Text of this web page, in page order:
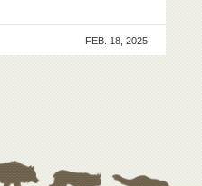
FEB. 18, 2025